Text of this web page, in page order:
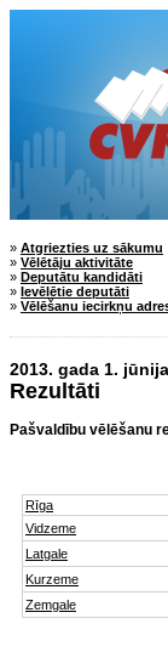
» Atgriezties uz sākumu
» Vēlētāju aktivitāte
» Deputātu kandidāti
» Ievēlētie deputāti
» Vēlēšanu iecirkņu
2013. gada 1.
Rezultāti
Pašvaldību vēlēšanu